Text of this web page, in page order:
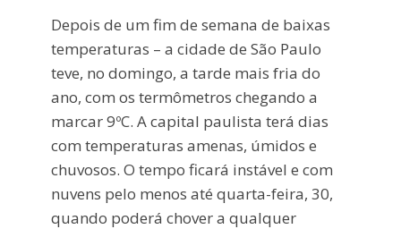
Depois de um fim de semana de baixas
temperaturas – a cidade de São Paulo
teve, no domingo, a tarde mais fria do
ano, com os termômetros chegando a
marcar 9ºC. A capital paulista terá dias
com temperaturas amenas, úmidos e
chuvosos. O tempo ficará instável e com
nuvens pelo menos até quarta-feira, 30,
quando poderá chover a qualquer